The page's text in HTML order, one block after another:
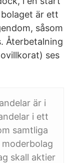
är ett
såsom
Återbetalning
ses
är i
i ett
samtliga
skall aktier